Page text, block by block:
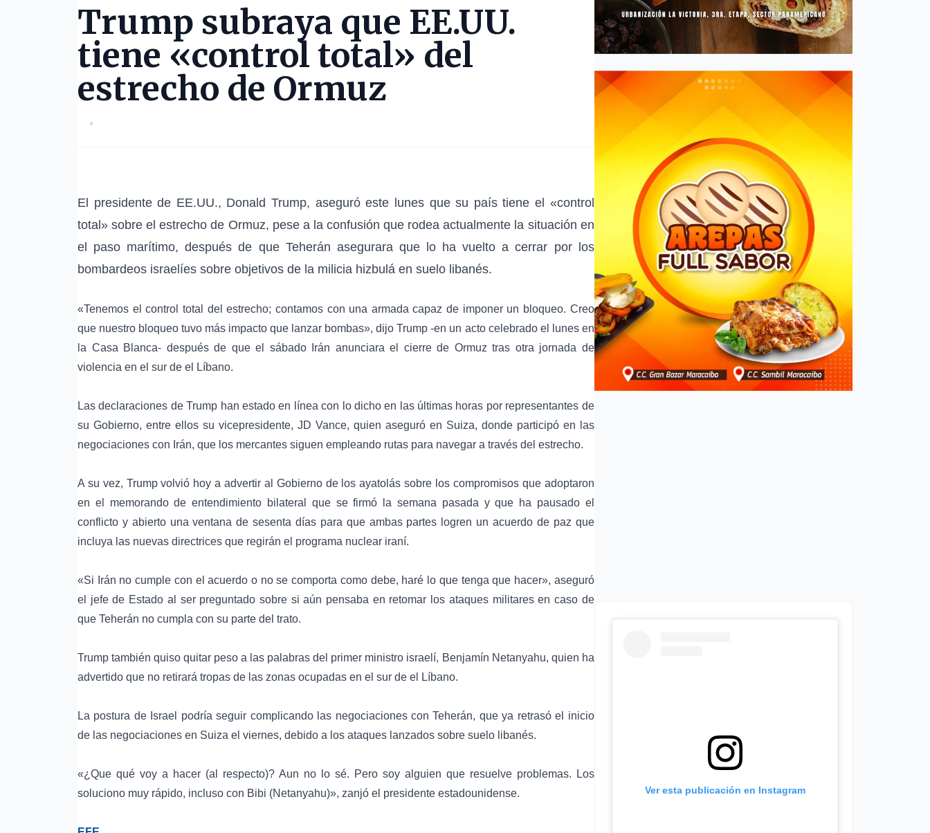
Trump subraya que EE.UU.
tiene «control total» del
estrecho de Ormuz
•
El presidente de EE.UU., Donald Trump, aseguró este lunes que su país tiene el «control
total» sobre elestrecho de Ormuz, pese a la confusión que rodea actualmente la situación en
el paso marítimo, después de que Teherán asegurara que lo ha vuelto a cerrar por los
bombardeos israelíes sobre objetivos de la milicia hizbulá en suelo libanés.
«Tenemos el control total del estrecho; contamos con una armada capaz de imponer un bloqueo. Creo
que nuestro bloqueo tuvo más impacto que lanzar bombas», dijo Trump -en un acto celebrado el lunes en
la Casa Blanca- después de que el sábado
Irán anunciara el cierre de Ormuz tras otra jornada de
violencia en el sur de el
Líbano.
Las declaraciones de Trump han estado en línea con lo dicho en las últimas horas por representantes de
su Gobierno, entre ellos su vicepresidente, JD Vance, quien aseguró en Suiza, donde participó en las
negociaciones con Irán, que los mercantes siguen empleando rutas para navegar a través del estrecho.
A su vez, Trump volvió hoy a advertir al Gobierno de los ayatolás sobre los compromisos que adoptaron
en el memorando de entendimiento bilateral
que se firmó la semana pasada y que ha pausado el
conflicto y abierto una ventana de sesenta días para que ambas partes logren un acuerdo de paz que
incluya las nuevas directrices que regirán el programa nuclear iraní.
«Si Irán no cumple con el acuerdo o no se comporta como debe, haré lo que tenga que hacer», aseguró
el jefe de Estado al ser preguntado sobre si aún pensaba en retomar los ataques militares en caso de
que Teherán no cumpla con su parte del trato.
Trump también quiso quitar peso a las palabras del primer ministro israelí, Benjamín Netanyahu, quien ha
advertido que no retirará tropas de las zonas ocupadas en el sur de el Líbano.
La postura de Israel
podría seguir complicando las negociaciones con Teherán, que ya retrasó el inicio
de las negociaciones en Suiza el viernes, debido a los ataques lanzados sobre suelo libanés.
«¿Que qué voy a hacer (al respecto)? Aun no lo sé. Pero soy alguien que resuelve problemas. Los
soluciono muy rápido, incluso con Bibi (Netanyahu)», zanjó el presidente estadounidense.
Ver esta publicación en Instagram